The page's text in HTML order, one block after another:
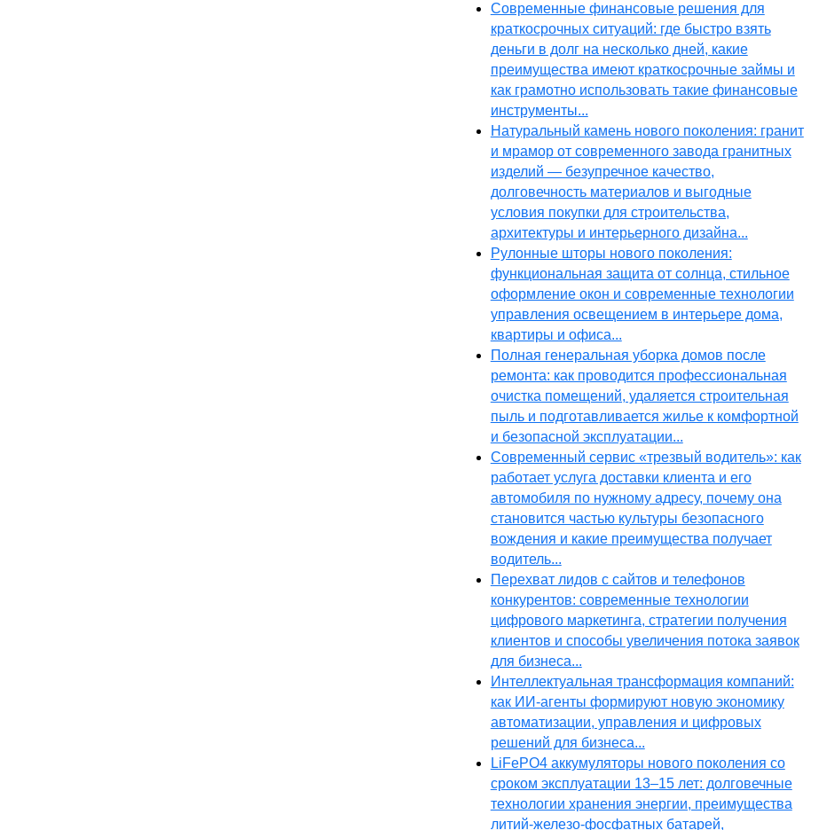
Современные финансовые решения для
краткосрочных ситуаций: где быстро взять
деньги в долг на несколько дней, какие
преимущества имеют краткосрочные займы и
как грамотно использовать такие финансовые
инструменты...
Натуральный камень нового поколения: гранит
и мрамор от современного завода гранитных
изделий — безупречное качество,
долговечность материалов и выгодные
условия покупки для строительства,
архитектуры и интерьерного дизайна...
Рулонные шторы нового поколения:
функциональная защита от солнца, стильное
оформление окон и современные технологии
управления освещением в интерьере дома,
квартиры и офиса...
Полная генеральная уборка домов после
ремонта: как проводится профессиональная
очистка помещений, удаляется строительная
пыль и подготавливается жилье к комфортной
и безопасной эксплуатации...
Современный сервис «трезвый водитель»: как
работает услуга доставки клиента и его
автомобиля по нужному адресу, почему она
становится частью культуры безопасного
вождения и какие преимущества получает
водитель...
Перехват лидов с сайтов и телефонов
конкурентов: современные технологии
цифрового маркетинга, стратегии получения
клиентов и способы увеличения потока заявок
для бизнеса...
Интеллектуальная трансформация компаний:
как ИИ-агенты формируют новую экономику
автоматизации, управления и цифровых
решений для бизнеса...
LiFePO4 аккумуляторы нового поколения со
сроком эксплуатации 13–15 лет: долговечные
технологии хранения энергии, преимущества
литий-железо-фосфатных батарей,